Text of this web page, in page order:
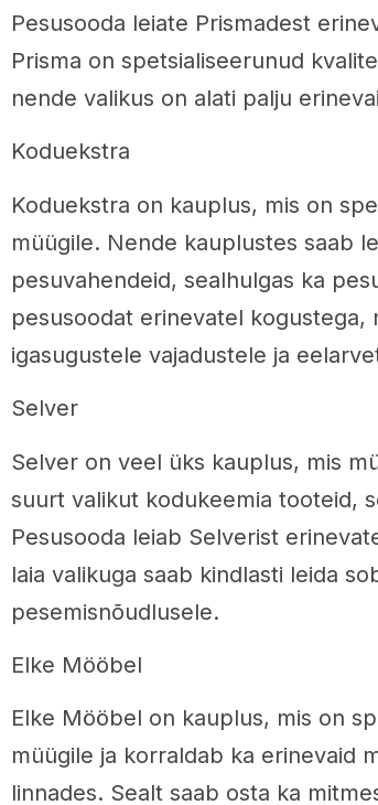
Pesusooda leiate Prismadest
Prisma on spetsialiseerunud
nende valikus on alati palju
Koduekstra
Koduekstra on kauplus, mis on
müügile. Nende kauplustes saab
pesuvahendeid, sealhulgas ka
pesusoodat erinevatel kogustega,
igasugustele vajadustele ja
Selver
Selver on veel üks kauplus, mis
suurt valikut kodukeemia tooteid,
Pesusooda leiab Selverist
laia valikuga saab kindlasti leida
pesemisnõudlusele.
Elke Mööbel
Elke Mööbel on kauplus, mis on
müügile ja korraldab ka erinevaid
linnades. Sealt saab osta ka